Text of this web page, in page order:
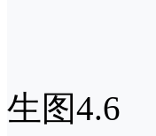
生图4.6